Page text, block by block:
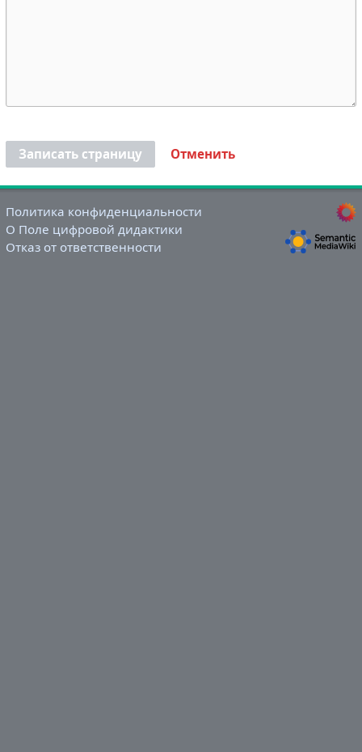
Записать страницу Отменить
Политика конфиденциальности
О Поле цифровой дидактики
Отказ от ответственности